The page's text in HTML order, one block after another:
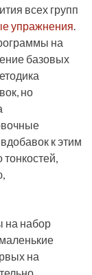
всех групп
упражнения.
на
базовых
но
к этим
на набор
на